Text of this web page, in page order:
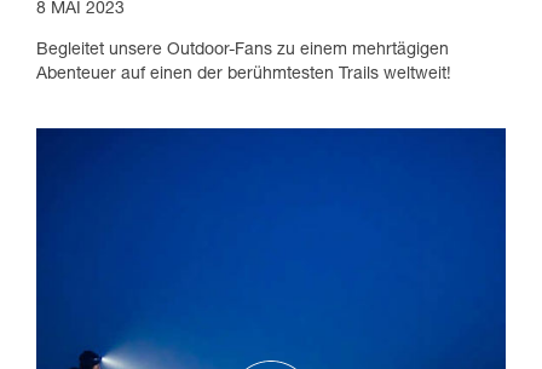
8 MAI 2023
Begleitet unsere Outdoor-Fans zu einem mehrtägigen
Abenteuer auf einen der berühmtesten Trails weltweit!